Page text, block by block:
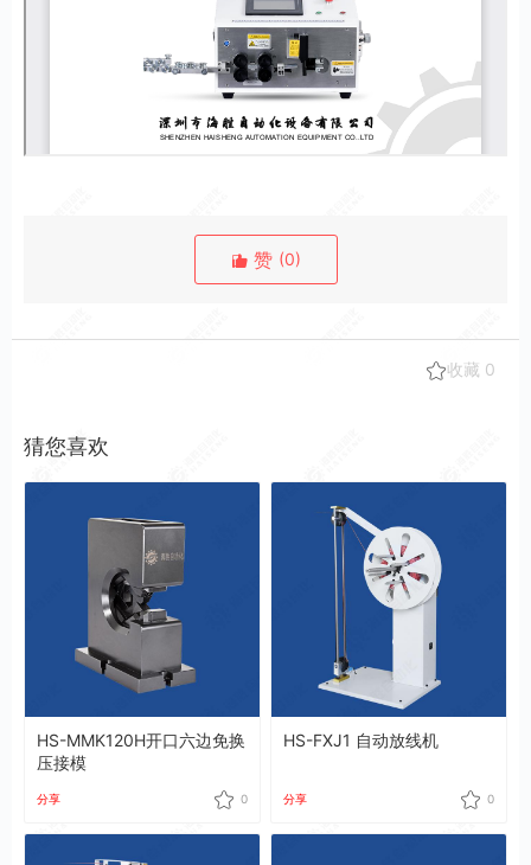
赞 (0)
收藏 0
猜您喜欢
HS-MMK120H开口六边免换
压接模
分享 0
HS-FXJ1 自动放线机
分享 0